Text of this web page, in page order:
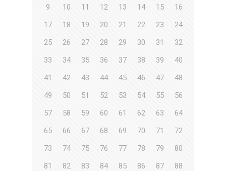
9
10 11 12 13 14 15
16
17
18 19 20 21 22 23
24
25
26 27 28 29 30 31
32
33
34 35 36 37 38 39
40
41
42 43 44 45 46 47
48
49
50 51 52 53 54 55
56
57
58 59 60 61 62 63
64
65
66 67 68 69 70 71
72
73
74 75 76 77 78 79
80
81
82 83 84 85 86 87
88